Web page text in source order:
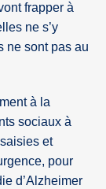
frapper à
ne s’y
ne sont pas au
à la
sociaux à
et
pour
d’Alzheimer